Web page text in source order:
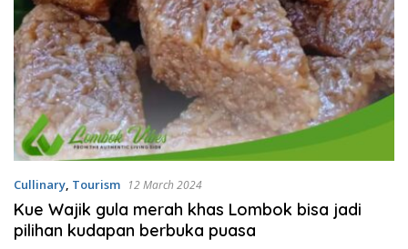
Cullinary, Tourism 12 March 2024
Kue Wajik gula merah khas Lombok bisa jadi
pilihan kudapan berbuka puasa